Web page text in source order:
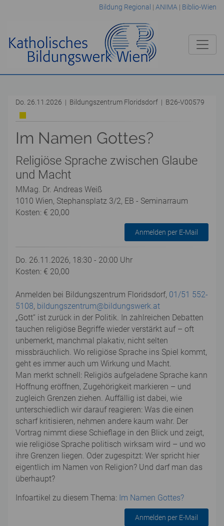
Bildung Regional | ANIMA | Biblio-Wien
Do. 26.11.2026 | Bildungszentrum Floridsdorf | B26-V00579
Im Namen Gottes?
Religiöse Sprache zwischen Glaube
und Macht
MMag. Dr. Andreas Weiß
1010 Wien, Stephansplatz 3/2, EB - Seminarraum
Kosten: € 20,00
Anmelden per E-Mail
Do. 26.11.2026, 18:30 - 20:00 Uhr
Kosten: € 20,00
Anmelden bei Bildungszentrum Floridsdorf, 01/51 552-
5108, bildungszentrum@bildungswerk.at
„Gott“ ist zurück in der Politik. In zahlreichen Debatten
tauchen religiöse Begriffe wieder verstärkt auf – oft
unbemerkt, manchmal plakativ, nicht selten
missbräuchlich. Wo religiöse Sprache ins Spiel kommt,
geht es immer auch um Wirkung und Macht.
Man merkt schnell: Religiös aufgeladene Sprache kann
Hoffnung eröffnen, Zugehörigkeit markieren – und
zugleich Grenzen ziehen. Auffällig ist dabei, wie
unterschiedlich wir darauf reagieren: Was die einen
scharf kritisieren, nehmen andere kaum wahr. Der
Vortrag nimmt diese Schieflage in den Blick und zeigt,
wie religiöse Sprache politisch wirksam wird – und wo
ihre Grenzen liegen. Oder zugespitzt: Wer spricht hier
eigentlich im Namen von Religion? Und darf man das
überhaupt?
Infoartikel zu diesem Thema: Im Namen Gottes?
Anmelden per E-Mail